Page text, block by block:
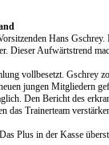
Hans
Dieser Aufwärtstrend
vollbesetzt. Gschrey
jungen Mitgliedern
Den Bericht des
Trainerteam
Plus in der Kasse